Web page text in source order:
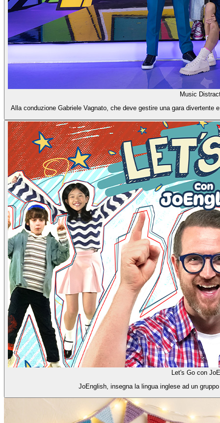
Music
Alla conduzione Gabriele Vagnato, che deve gestire una gara
Let's Go con
JoEnglish, insegna la lingua inglese ad un